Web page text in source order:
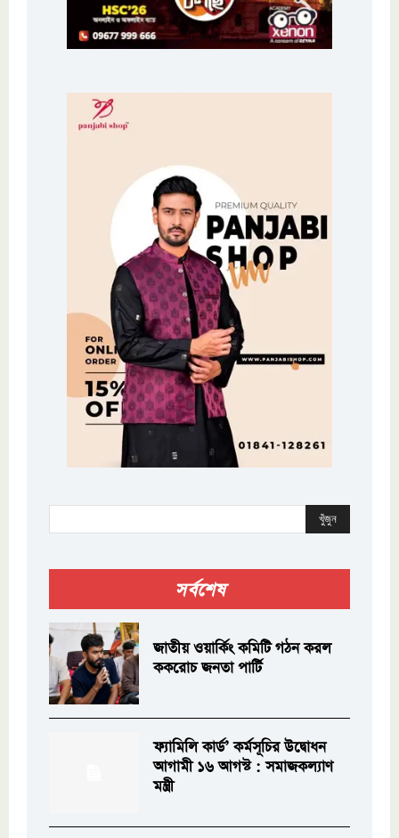
খুঁজুন
সর্বশেষ
জাতীয় ওয়ার্কিং কমিটি গঠন করল
ককরোচ জনতা পার্টি
ফ্যামিলি কার্ড’ কর্মসূচির উদ্বোধন
আগামী ১৬ আগস্ট : সমাজকল্যাণ
মন্ত্রী